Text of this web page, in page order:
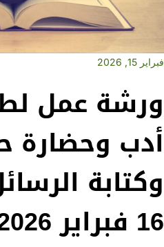
فبراير 15, 2026
ورشة عمل
أدب وحضارة
وكتابة
16 فبراير 2026